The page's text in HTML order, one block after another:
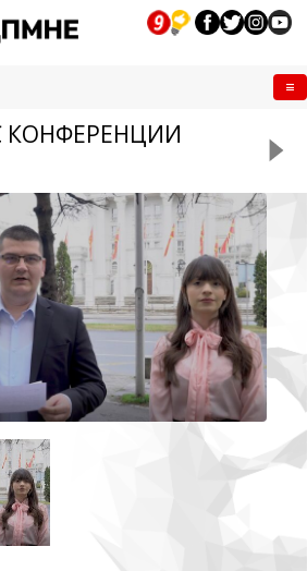
КОНФЕРЕНЦИИ